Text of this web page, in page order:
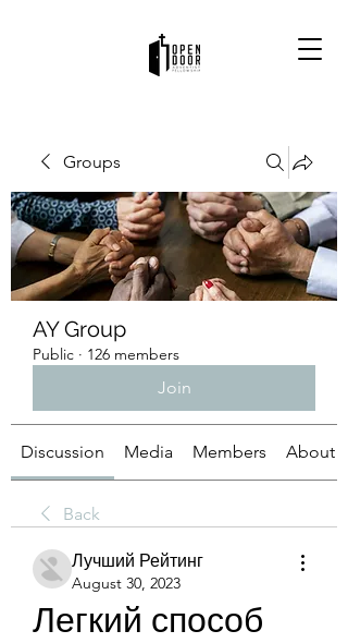
Groups
AY Group
Public · 126 members
Join
Discussion Media Members About
Back
Лучший Рейтинг
August 30, 2023
Легкий способ